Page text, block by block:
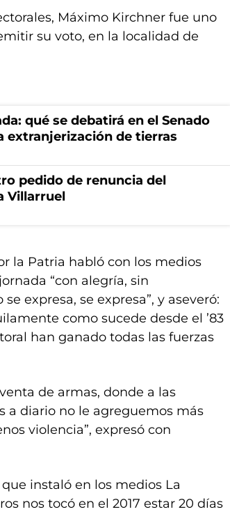
Máximo Kirchner fue uno
su voto, en la localidad de
qué se debatirá en el Senado
extranjerización de tierras
pedido de renuncia del
Villarruel
la Patria habló con los medios
“con alegría, sin
expresa, se expresa”, y aseveró:
como sucede desde el ’83
han ganado todas las fuerzas
de armas, donde a las
a diario no le agreguemos más
violencia”, expresó con
instaló en los medios La
nos tocó en el 2017 estar 20 días